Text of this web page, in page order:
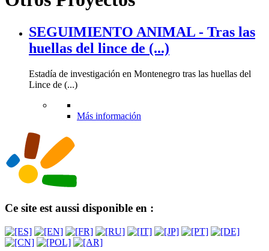
SEGUIMIENTO ANIMAL - Tras las
huellas del lince de (...)
Estadía de investigación en Montenegro tras las huellas del
Lince de (...)
Más información
Ce site est aussi disponible en :